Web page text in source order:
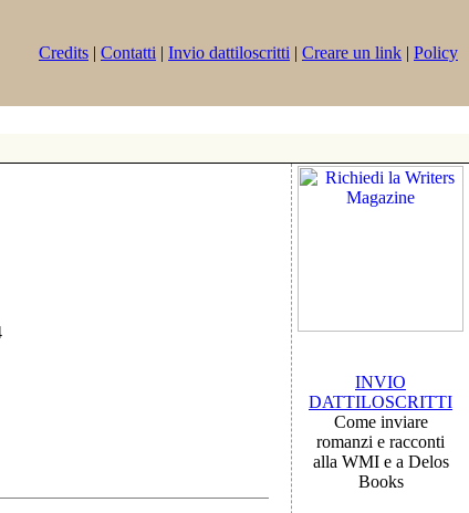
Credits | Contatti | Invio dattiloscritti | Creare un link | Policy
INVIO
DATTILOSCRITTI
Come inviare
romanzi e racconti
alla WMI e a Delos
Books